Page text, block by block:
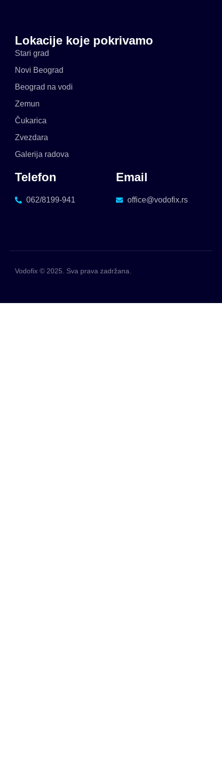
Lokacije koje pokrivamo
Stari grad
Novi Beograd
Beograd na vodi
Zemun
Čukarica
Zvezdara
Galerija radova
Telefon
062/8199-941
Email
office@vodofix.rs
Vodofix © 2025. Sva prava zadržana.